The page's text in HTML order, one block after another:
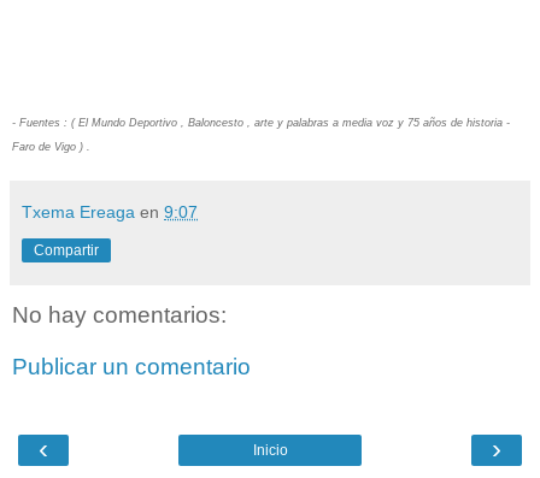
- Fuentes : ( El Mundo Deportivo , Baloncesto , arte y palabras a media voz y 75 años de historia -
Faro de Vigo ) .
Txema Ereaga en 9:07
Compartir
No hay comentarios:
Publicar un comentario
‹ ›
Inicio